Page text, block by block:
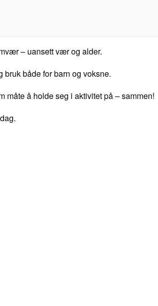
– uansett vær og alder.
bruk både forbarn og voksne.
måte å holde seg i aktivitet på – sammen!